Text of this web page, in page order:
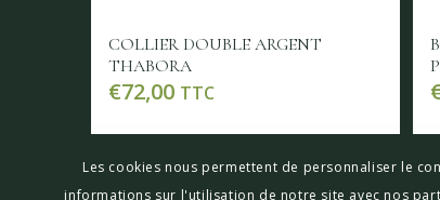
COLLIER DOUBLE ARGENT
THABORA
€72,00 TTC
Les cookies nous permettent de personnaliser le
informations sur l'utilisation de notre site avec nos